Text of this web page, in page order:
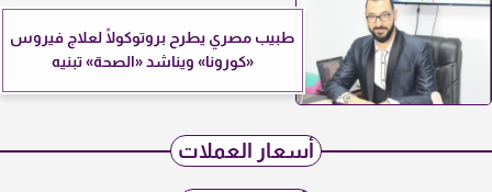
طبيب مصري يطرح بروتوكولًا لعلاج فيروس
«كورونا» ويناشد «الصحة» تبنيه
أسعار العملات